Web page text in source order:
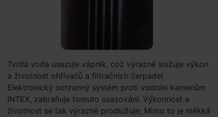
Tvrdá voda usazuje vápník, což výrazně snižuje výkon
a životnost ohřívačů a filtračních čerpadel.
Elektronický ochranný systém proti vodním kamenům
INTEX, zabraňuje tomuto usazování. Výkonnost a
životnost se tak výrazně prodlužuje; Mimo to je měkká